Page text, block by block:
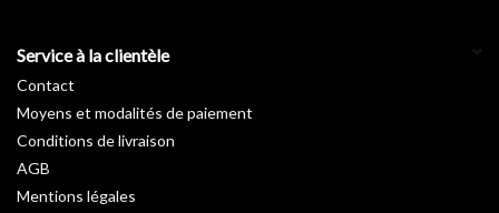
Service à la clientèle
Contact
Moyens et modalités de paiement
Conditions de livraison
AGB
Mentions légales